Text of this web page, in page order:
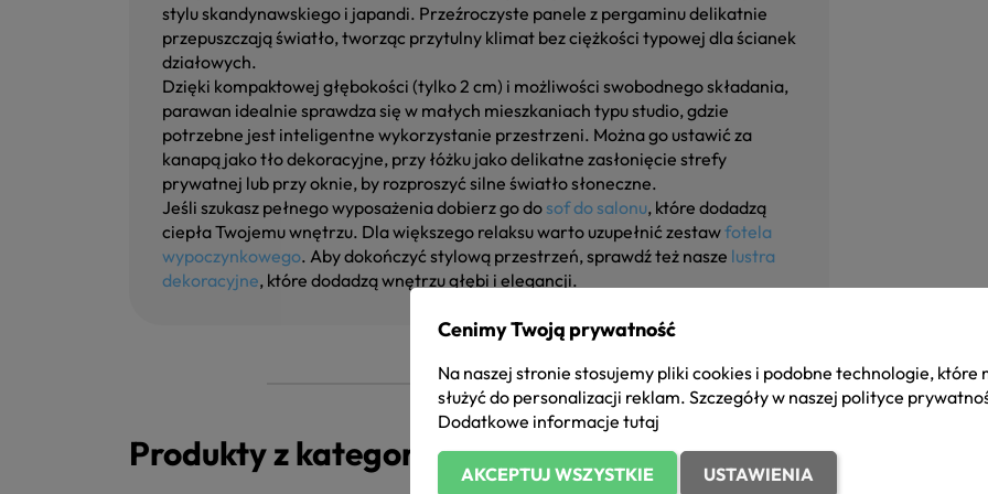
stylu skandynawskiego i japandi. Przeźroczyste panele z pergaminu delikatnie
przepuszczają światło, tworząc przytulny klimat bez ciężkości typowej dla ścianek
działowych.
Dzięki kompaktowej głębokości (tylko 2 cm) i możliwości swobodnego składania,
parawan idealnie sprawdza się w małych mieszkaniach typu studio, gdzie
potrzebne jest inteligentne wykorzystanie przestrzeni. Można go ustawić za
kanapą jako tło dekoracyjne, przy łóżku jako delikatne zasłonięcie strefy
prywatnej lub przy oknie, by rozproszyć silne światło słoneczne.
Jeśli szukasz pełnego wyposażenia dobierz go do sof do salonu, które dodadzą
ciepła Twojemu wnętrzu. Dla większego relaksu warto uzupełnić zestawfotela
wypoczynkowego. Aby dokończyć stylową przestrzeń, sprawdź też nasze lustra
dekoracyjne, które dodadzą wnętrzu głębi i elegancji.
Produkty z kategorii
Cenimy Twoją prywatność
Na naszej stronie stosujemy pliki cookies i podobne technologie, które
służyć do personalizacji reklam. Szczegóły w naszej polityce
Dodatkowe informacje tutaj
AKCEPTUJ WSZYSTKIE USTAWIENIA